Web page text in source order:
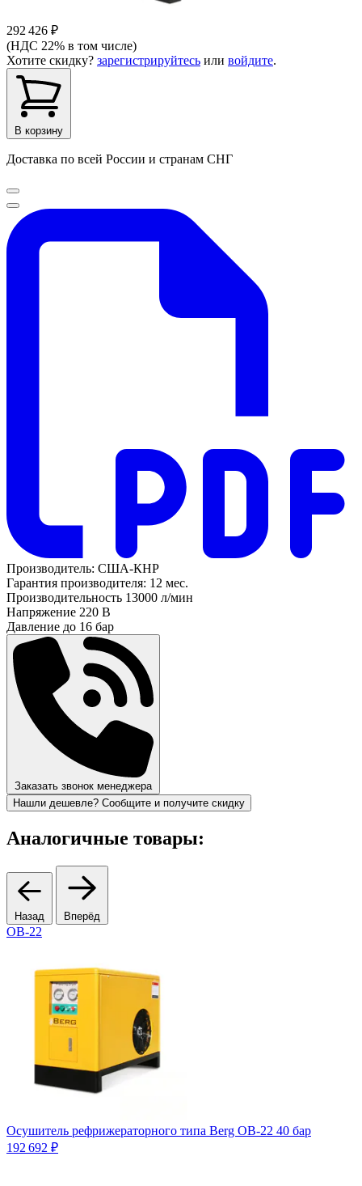
292 426 ₽
(НДС 22% в том числе)
Хотите скидку? зарегистрируйтесь или войдите.
В корзину
Доставка по всей России и странам СНГ
Производитель: США-КНР
Гарантия производителя: 12 мес.
Производительность 13000 л/мин
Напряжение 220 В
Давление до 16 бар
Заказать звонок менеджера
Нашли дешевле? Сообщите и получите скидку
Аналогичные товары:
Назад Вперёд
ОВ-22
Осушитель рефрижераторного типа Berg OB-22 40 бар
192 692 ₽